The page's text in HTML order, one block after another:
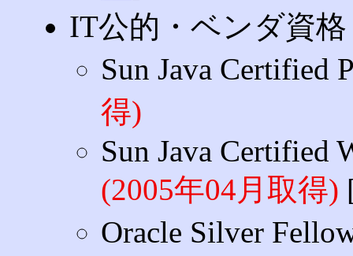
IT公的・ベンダ資格
Sun Java Certified
得)
Sun Java Certified
(2005年04月取得)
Oracle Silver